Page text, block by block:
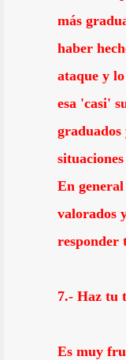
más
haber
ataque y
esa 'casi'
En
valorados
responder
7.- Haz tu
Es muy